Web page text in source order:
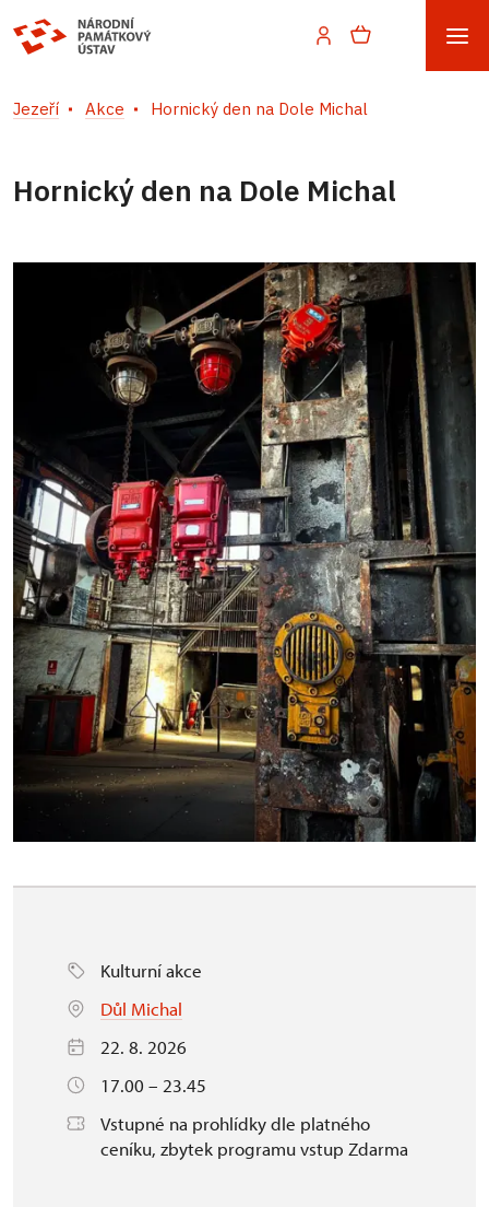
Jezeří Akce Hornický den na Dole Michal
Hornický den na Dole Michal
Kulturní akce
Důl Michal
22. 8. 2026
17.00 – 23.45
Vstupné na prohlídky dle platného
ceníku, zbytek programu vstup Zdarma